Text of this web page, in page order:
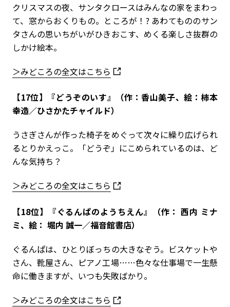
クリスマスの夜、サンタクロースはみんなの家をまわっ
て、窓からおくりもの。ところが！? あわてもののサン
タさんの思いちがいがひきおこす、めくる楽しさ抜群の
しかけ絵本。
＞みどころの全文はこちら
【17位】『どうぞのいす』（作：香山美子、絵：柿本
幸造／ひさかたチャイルド）
うさぎさんが作った椅子をめぐって次々に繰り広げられ
るとりかえっこ。「どうぞ」にこめられているのは、ど
んな気持ち？
＞みどころの全文はこちら
【18位】『ぐるんぱのようちえん』（作： 西内 ミナ
ミ、絵： 堀内 誠一／福音館書店）
ぐるんぱは、ひとりぼっちの大きなぞう。ビスケットや
さん、靴屋さん、ピアノ工場……色々な仕事場で一生懸
命に働きますが、いつも失敗ばかり。
＞みどころの全文はこちら